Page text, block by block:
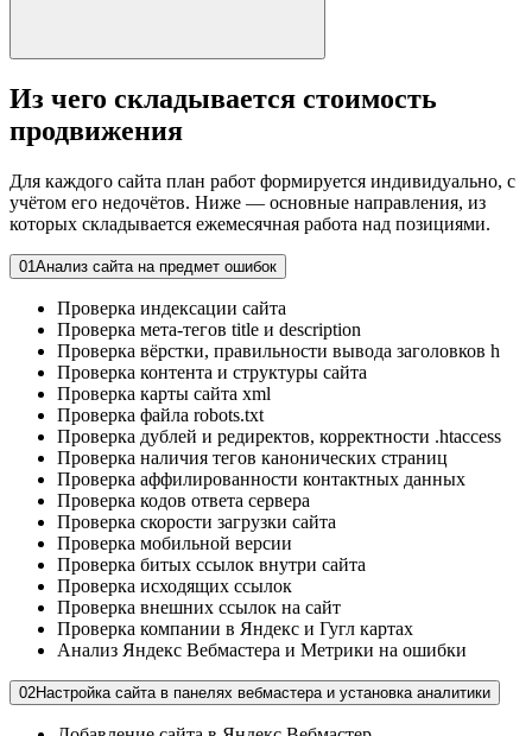
Из чего складывается стоимость
продвижения
Для каждого сайта план работ формируется индивидуально, с
учётом его недочётов. Ниже — основные направления, из
которых складывается ежемесячная работа над позициями.
01 Анализ сайта на предмет ошибок
Проверка индексации сайта
Проверка мета-тегов title и description
Проверка вёрстки, правильности вывода заголовков h
Проверка контента и структуры сайта
Проверка карты сайта xml
Проверка файла robots.txt
Проверка дублей и редиректов, корректности .htaccess
Проверка наличия тегов канонических страниц
Проверка аффилированности контактных данных
Проверка кодов ответа сервера
Проверка скорости загрузки сайта
Проверка мобильной версии
Проверка битых ссылок внутри сайта
Проверка исходящих ссылок
Проверка внешних ссылок на сайт
Проверка компании в Яндекс и Гугл картах
Анализ Яндекс Вебмастера и Метрики на ошибки
02Настройка сайта в панелях вебмастера и установка аналитики